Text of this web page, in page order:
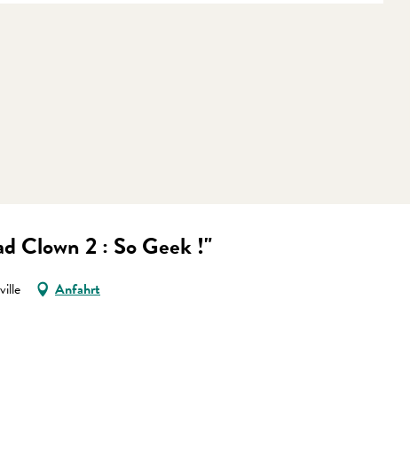
Clown 2 : So Geek !"
Anfahrt